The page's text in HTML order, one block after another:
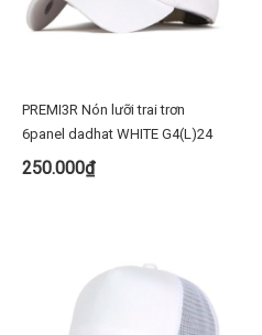
PREMI3R Nón lưỡi trai trơn
6panel dadhat WHITE G4(L)24
250.000₫